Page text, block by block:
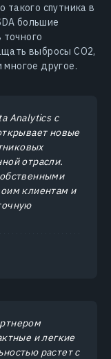
такого спутника в
большие
выбросы CO2,
другое.
Analytics с
новые
отрасли.
клиентам и
и легкие
растет с